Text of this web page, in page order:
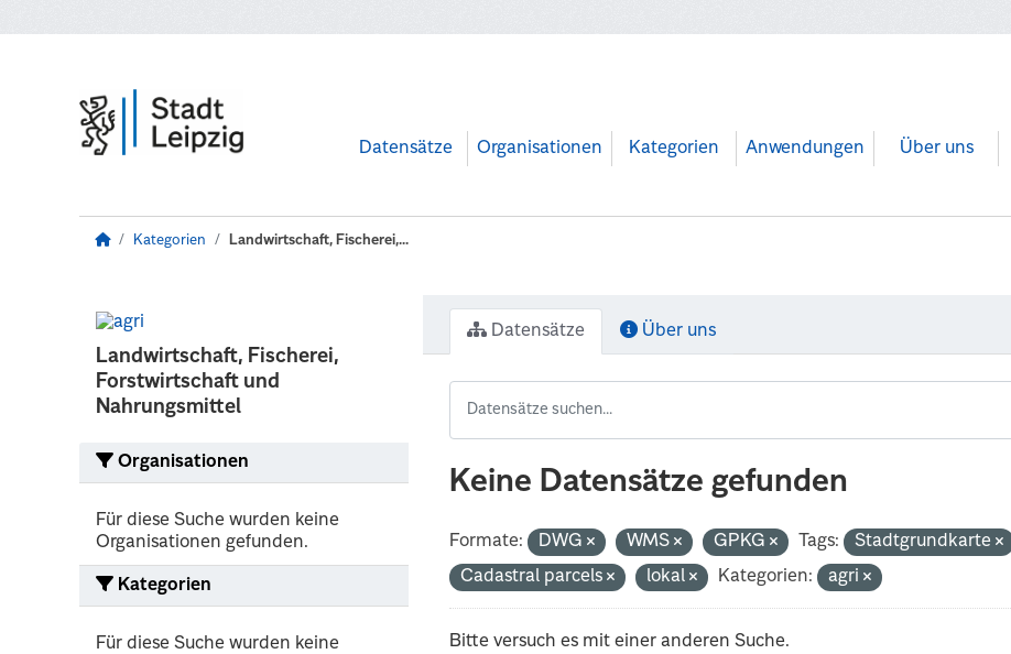
Datensätze Organisationen Kategorien Anwendungen Über uns
Kategorien Landwirtschaft, Fischerei,...
Landwirtschaft, Fischerei,
Forstwirtschaft und
Nahrungsmittel
Organisationen
Für diese Suche wurden keine
Organisationen gefunden.
Kategorien
Für diese Suche wurden keine
Datensätze Über uns
Keine Datensätze gefunden
Formate: DWG WMS GPKG Tags:
Stadtgrundkarte
Cadastral parcels
lokal Kategorien: agri
Bitte versuch es mit einer anderen Suche.